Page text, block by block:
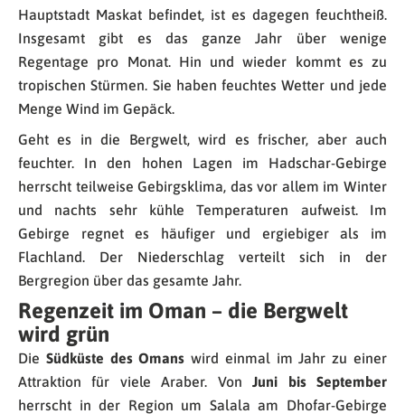
Hauptstadt Maskat befindet, ist es dagegen feuchtheiß.
Insgesamt gibt es das ganze Jahr über wenige
Regentage pro Monat. Hin und wieder kommt es zu
tropischen Stürmen. Sie haben feuchtes Wetter und jede
Menge Wind im Gepäck.
Geht es in die Bergwelt, wird es frischer, aber auch
feuchter. In den hohen Lagen im Hadschar-Gebirge
herrscht teilweise Gebirgsklima, das vor allem im Winter
und nachts sehr kühle Temperaturen aufweist. Im
Gebirge regnet es häufiger und ergiebiger als im
Flachland. Der Niederschlag verteilt sich in der
Bergregion über das gesamte Jahr.
Regenzeit im Oman – die Bergwelt
wird grün
Die Südküste des Omans wird einmal im Jahr zu einer
Attraktion für viele Araber. VonJuni bis September
herrscht in der Region um Salala am Dhofar-Gebirge